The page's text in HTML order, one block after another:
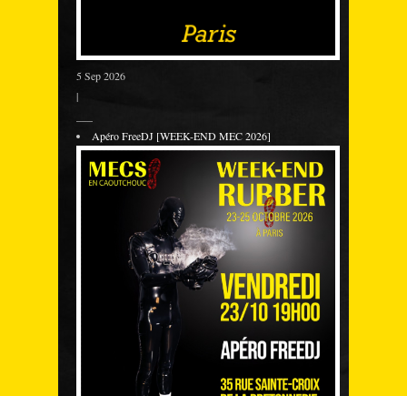
5 Sep 2026
|
Apéro FreeDJ [WEEK-END MEC 2026]